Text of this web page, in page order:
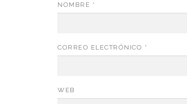
NOMBRE *
CORREO ELECTRÓNICO *
WEB